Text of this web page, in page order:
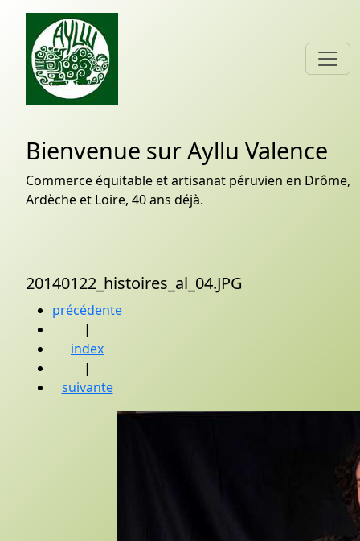
Bienvenue sur Ayllu Valence
Commerce équitable et artisanat péruvien en Drôme,
Ardèche et Loire, 40 ans déjà.
20140122_histoires_al_04.JPG
précédente
|
index
|
suivante